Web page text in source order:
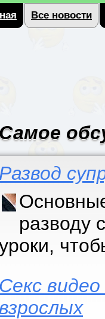
Все новости
Самое
Развод
разводу
Секс